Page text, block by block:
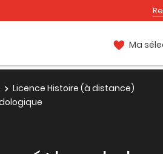
Ma
Licence Histoire (à distance)